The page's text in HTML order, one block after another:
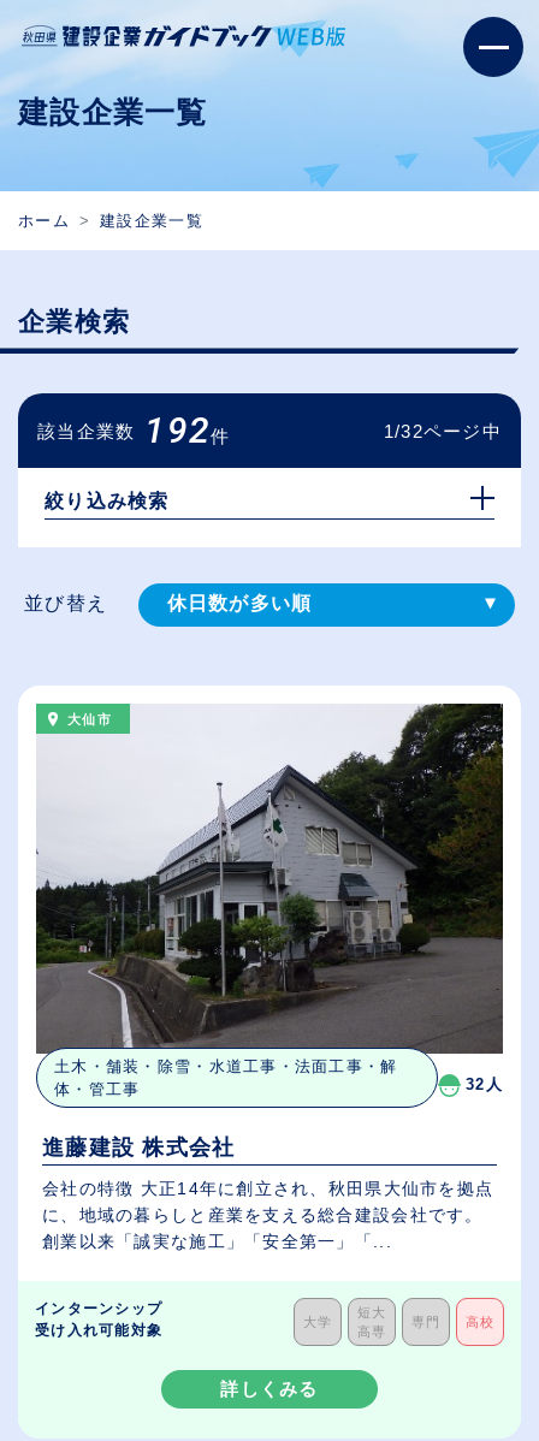
建設企業一覧
ホーム 建設企業一覧
企業検索
該当企業数 192件 1/32ページ中
絞り込み検索
並び替え 休日数が多い順
従業員が多い順
大仙市
土木・舗装・除雪・水道工事・法面工事・解
体・管工事
32人
進藤建設 株式会社
会社の特徴 大正14年に創立され、秋田県大仙市を拠点
に、地域の暮らしと産業を支える総合建設会社です。
創業以来「誠実な施工」「安全第一」「...
インターンシップ
受け入れ可能対象
大学
短大
高専
専門 高校
詳しくみる